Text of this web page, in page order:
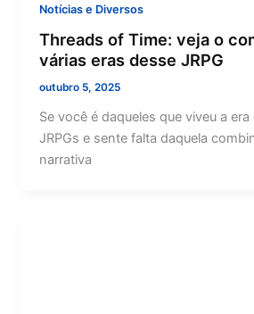
Notícias e Diversos
Threads of Time: veja o
várias eras desse JRPG
outubro 5, 2025
Se você é daqueles que viveu a
JRPGs e sente falta daquela
narrativa